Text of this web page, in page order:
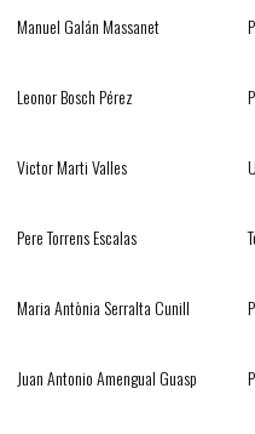
Manuel Galán Massanet
Leonor Bosch Pérez
Victor Marti Valles
Pere Torrens Escalas
Maria Antònia Serralta Cunill
Juan Antonio Amengual Guasp